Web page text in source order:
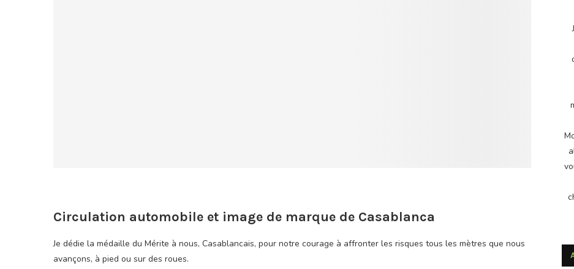
Circulation automobile et image de marque de Casablanca
Je dédie la médaille du Mérite à nous, Casablancais, pour notre courage à affronter les risques tous les mètres que nous
avançons, à pied ou sur des roues.